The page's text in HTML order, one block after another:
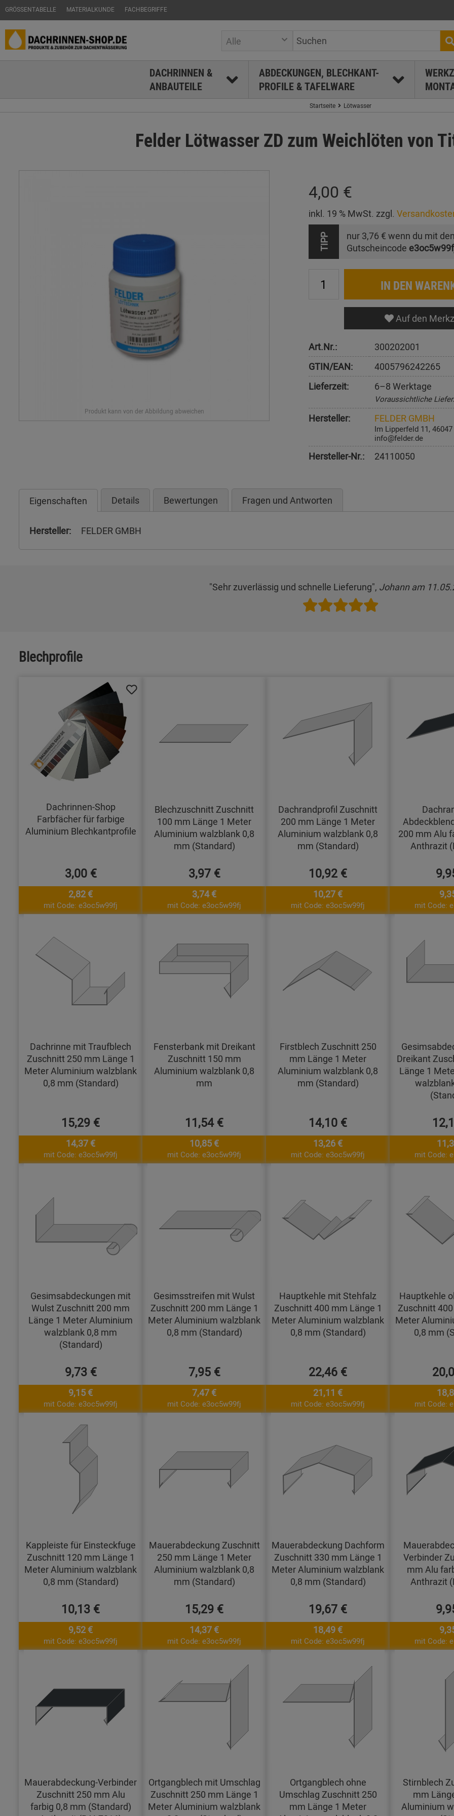
GRÖSSENTABELLE MATERIALKUNDE FACHBEGRIFFE
Alle
DACHRINNEN &
ANBAUTEILE
ABDECKUNGEN, BLECHKANT-
PROFILE & TAFELWARE
Startseite Lötwasser
Felder Lötwasser ZD zum Weichlöten von
4,00 €
inkl. 19 % MwSt. zzgl.
TIPP nur 3,76 € wenn du mit
Gutscheincode
IN DEN
Auf den
Art.Nr.:
300202001
GTIN/EAN:
4005796242265
Lieferzeit:
6–8 Werktage
Voraussichtliche
Hersteller: FELDER GMBH
Im Lipperfeld 11,
info@felder.de
Hersteller-Nr.: 24110050
Eigenschaften Details Bewertungen Fragen und Antworten
Hersteller: FELDER GMBH
"Sehr zuverlässig und schnelle Lieferung", Johann am
Blechprofile
Dachrinnen-Shop
Farbfächer für farbige
Aluminium Blechkantprofile
3,00 €
2,82 €
mit Code: e3oc5w99fj
Blechzuschnitt Zuschnitt
100 mm Länge 1 Meter
Aluminium walzblank 0,8
mm (Standard)
3,97 €
3,74 €
mit Code: e3oc5w99fj
Dachrandprofil Zuschnitt
200 mm Länge 1 Meter
Aluminium walzblank 0,8
mm (Standard)
10,92 €
10,27 €
mit Code: e3oc5w99fj
200 mm Alu
Anthrazit
mit Code:
Dachrinne mit Traufblech
Zuschnitt 250 mm Länge 1
Meter Aluminium walzblank
0,8 mm (Standard)
15,29 €
14,37 €
mit Code: e3oc5w99fj
Fensterbank mit Dreikant
Zuschnitt 150 mm
Aluminium walzblank 0,8
mm
11,54 €
10,85 €
mit Code: e3oc5w99fj
Firstblech Zuschnitt 250
mm Länge 1 Meter
Aluminium walzblank 0,8
mm (Standard)
14,10 €
13,26 €
mit Code: e3oc5w99fj
Dreikant
Länge 1
mit Code:
Gesimsabdeckungen mit
Wulst Zuschnitt 200 mm
Länge 1 Meter Aluminium
walzblank 0,8 mm
(Standard)
9,73 €
9,15 €
mit Code: e3oc5w99fj
Gesimsstreifen mit Wulst
Zuschnitt 200 mm Länge 1
Meter Aluminium walzblank
0,8 mm (Standard)
7,95 €
7,47 €
mit Code: e3oc5w99fj
Hauptkehle mit Stehfalz
Zuschnitt 400 mm Länge 1
Meter Aluminium walzblank
0,8 mm (Standard)
22,46 €
21,11 €
mit Code: e3oc5w99fj
Hauptkehle
Zuschnitt
Meter
0,8 mm
mit Code:
Kappleiste für Einsteckfuge
Zuschnitt 120 mm Länge 1
Meter Aluminium walzblank
0,8 mm (Standard)
10,13 €
9,52 €
mit Code: e3oc5w99fj
Mauerabdeckung Zuschnitt
250 mm Länge 1 Meter
Aluminium walzblank 0,8
mm (Standard)
15,29 €
14,37 €
mit Code: e3oc5w99fj
Mauerabdeckung Dachform
Zuschnitt 330 mm Länge 1
Meter Aluminium walzblank
0,8 mm (Standard)
19,67 €
18,49 €
mit Code: e3oc5w99fj
Verbinder
mm Alu
Anthrazit
mit Code:
Mauerabdeckung-Verbinder
Zuschnitt 250 mm Alu
farbig 0,8 mm (Standard)
Ortgangblech mit Umschlag
Zuschnitt 250 mm Länge 1
Meter Aluminium walzblank
Ortgangblech ohne
Umschlag Zuschnitt 250
mm Länge 1 Meter
Stirnblech
mm
Aluminium